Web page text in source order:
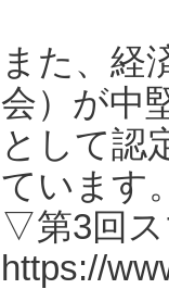
また、経
会）が中
として認
ています
▽第3回ス
https://